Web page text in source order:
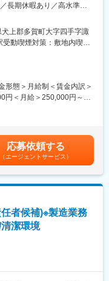
長期休暇あり／高水準の
造オペレーターとしてご
県からのご応募も歓迎致し
填・検査・包装・準備作
に、当社の従業員として
バル製薬企業として、世
。1890年の創業以来、目
上郡多賀町大字四手字諏
動喫煙対策：敷地内喫煙
事業所
形態＞月給制＜賃金内訳＞
円＜月給＞250,000円～
支給・基本給改定 年1回
あり、選考を通じて上下す
手当を含めた表記です。
応募依頼する
（エージェントサービス）
者候補)※製造業務
潔環境